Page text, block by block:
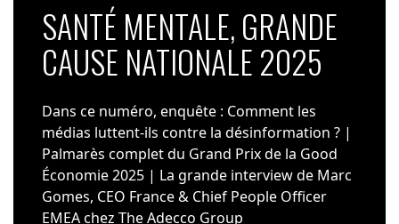
SANTÉ MENTALE, GRANDE
CAUSE NATIONALE 2025
Dans ce numéro, enquête : Comment les
médias luttent-ils contre la désinformation ? |
Palmarès complet du Grand Prix de la Good
Économie 2025 | La grande interview de Marc
Gomes, CEO France & Chief People Officer
EMEA chez The Adecco Group